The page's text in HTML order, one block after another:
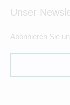
Unser
Abonnieren Sie